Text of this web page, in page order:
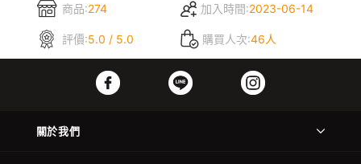
商品:274 加入時間:2023-06-14
評價:5.0 / 5.0 購買人次:46人
關於我們